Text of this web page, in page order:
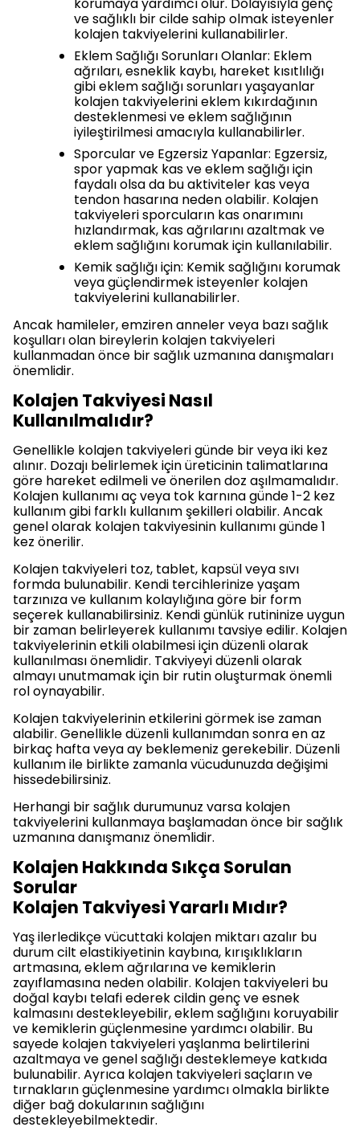
korumaya yardımcı olur. Dolayısıyla genç
ve sağlıklı bir cilde sahip olmak isteyenler
kolajen takviyelerini kullanabilirler.
Eklem Sağlığı Sorunları Olanlar: Eklem
ağrıları, esneklik kaybı, hareket kısıtlılığı
gibi eklem sağlığı sorunları yaşayanlar
kolajen takviyelerini eklem kıkırdağının
desteklenmesi ve eklem sağlığının
iyileştirilmesi amacıyla kullanabilirler.
Sporcular ve Egzersiz Yapanlar: Egzersiz,
spor yapmak kas ve eklem sağlığı için
faydalı olsa da bu aktiviteler kas veya
tendon hasarına neden olabilir. Kolajen
takviyeleri sporcuların kas onarımını
hızlandırmak, kas ağrılarını azaltmak ve
eklem sağlığını korumak için kullanılabilir.
Kemik sağlığı için: Kemik sağlığını korumak
veya güçlendirmek isteyenler kolajen
takviyelerini kullanabilirler.
Ancak hamileler, emziren anneler veya bazı sağlık
koşulları olan bireylerin kolajen takviyeleri
kullanmadan önce bir sağlık uzmanına danışmaları
önemlidir.
Kolajen Takviyesi Nasıl
Kullanılmalıdır?
Genellikle kolajen takviyeleri günde bir veya iki kez
alınır. Dozajı belirlemek için üreticinin talimatlarına
göre hareket edilmeli ve önerilen doz aşılmamalıdır.
Kolajen kullanımı aç veya tok karnına günde 1-2 kez
kullanım gibi farklı kullanım şekilleri olabilir. Ancak
genel olarak kolajen takviyesinin kullanımı günde 1
kez önerilir.
Kolajen takviyeleri toz, tablet, kapsül veya sıvı
formda bulunabilir. Kendi tercihlerinize yaşam
tarzınıza ve kullanım kolaylığına göre bir form
seçerek kullanabilirsiniz. Kendi günlük rutininize uygun
bir zaman belirleyerek kullanımı tavsiye edilir. Kolajen
takviyelerinin etkili olabilmesi için düzenli olarak
kullanılması önemlidir. Takviyeyi düzenli olarak
almayı unutmamak için bir rutin oluşturmak önemli
rol oynayabilir.
Kolajen takviyelerinin etkilerini görmek ise zaman
alabilir. Genellikle düzenli kullanımdan sonra en az
birkaç hafta veya ay beklemeniz gerekebilir. Düzenli
kullanım ile birlikte zamanla vücudunuzda değişimi
hissedebilirsiniz.
Herhangi bir sağlık durumunuz varsa kolajen
takviyelerini kullanmaya başlamadan önce bir sağlık
uzmanına danışmanız önemlidir.
Kolajen Hakkında Sıkça Sorulan
Sorular
Kolajen Takviyesi Yararlı Mıdır?
Yaş ilerledikçe vücuttaki kolajen miktarı azalır bu
durum cilt elastikiyetinin kaybına, kırışıklıkların
artmasına, eklem ağrılarına ve kemiklerin
zayıflamasına neden olabilir. Kolajen takviyeleri bu
doğal kaybı telafi ederek cildin genç ve esnek
kalmasını destekleyebilir, eklem sağlığını koruyabilir
ve kemiklerin güçlenmesine yardımcı olabilir. Bu
sayede kolajen takviyeleri yaşlanma belirtilerini
azaltmaya ve genel sağlığı desteklemeye katkıda
bulunabilir. Ayrıca kolajen takviyeleri saçların ve
tırnakların güçlenmesine yardımcı olmakla birlikte
diğer bağ dokularının sağlığını
destekleyebilmektedir.